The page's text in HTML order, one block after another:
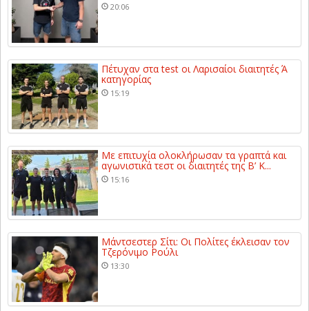
20:06
Πέτυχαν στα test οι Λαρισαίοι διαιτητές Ά
κατηγορίας
15:19
Με επιτυχία ολοκλήρωσαν τα γραπτά και
αγωνιστικά τεστ οι διαιτητές της Β’ Κ...
15:16
Μάντσεστερ Σίτι: Οι Πολίτες έκλεισαν τον
Τζερόνιμο Ρούλι
13:30